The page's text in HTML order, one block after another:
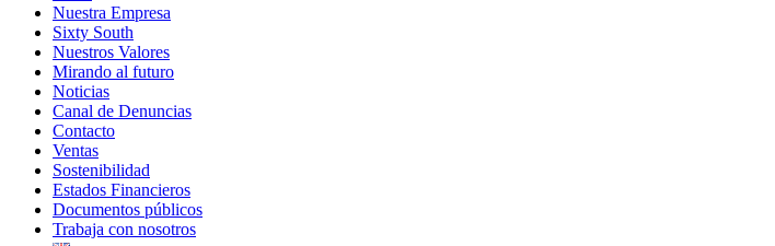
Nuestra Empresa
Sixty South
Nuestros Valores
Mirando al futuro
Noticias
Canal de Denuncias
Contacto
Ventas
Sostenibilidad
Estados Financieros
Documentos públicos
Trabaja con nosotros